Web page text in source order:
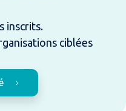
inscrits.
ciblées